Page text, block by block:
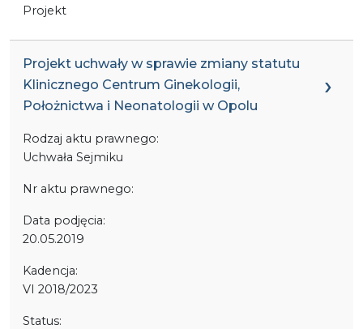
Projekt
Projekt uchwały w sprawie zmiany statutu
Klinicznego Centrum Ginekologii,
Położnictwa i Neonatologii w Opolu
Rodzaj aktu prawnego:
Uchwała Sejmiku
Nr aktu prawnego:
Data podjęcia:
20.05.2019
Kadencja:
VI 2018/2023
Status: